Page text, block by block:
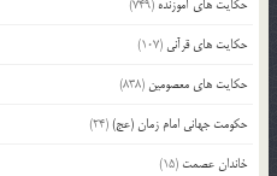
حکایت های آموزنده (749)
حکایت های قرآنی (107)
حکایت های معصومین (838)
حکومت جهانی امام زمان (عج)(24)
خاندان عصمت (15)